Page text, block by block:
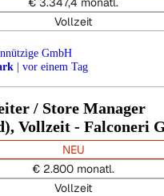
Vollzeit
GmbH
| vor einem Tag
/ Store Manager
Vollzeit - Falconeri
NEU
€ 2.800 monatl.
Vollzeit